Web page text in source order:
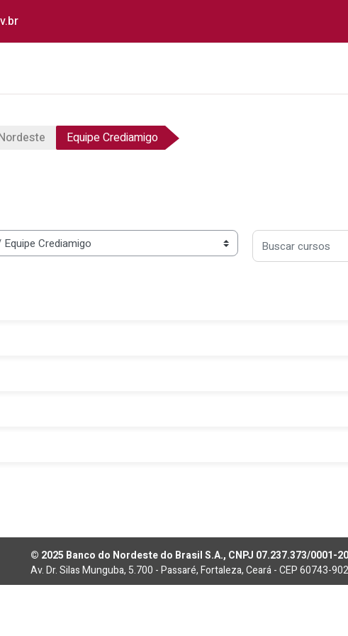
Equipe Crediamigo
Buscar cursos
© 2025 Banco do Nordeste do Brasil S.A., CNPJ 07.237.373/0001-20
Av. Dr. Silas Munguba, 5.700 - Passaré, Fortaleza, Ceará - CEP 60743-902